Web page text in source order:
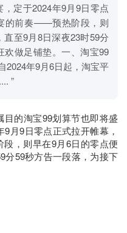
定于2024年9月9日零点
的前奏——预热阶段，则
至9月8日深夜23时59分
欢做足铺垫。一、淘宝99
2024年9月6日起，淘宝平
”
的淘宝99划算节也即将盛
月9日零点正式拉开帷幕，
，则早在9月6日的零点便
分59秒方告一段落，为接下